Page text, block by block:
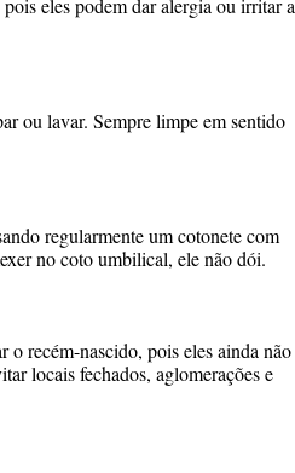
eles podem dar alergia ou irritar a
ou lavar. Sempre limpe em sentido
regularmente um cotonete com
no coto umbilical, ele não dói.
o recém-nascido, pois eles ainda não
locais fechados, aglomerações e